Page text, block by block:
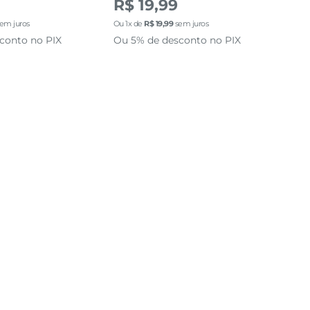
juros
no PIX
R$ 19,99
Ou1x de R$ 19,99sem juros
Ou 5% de desconto no PIX